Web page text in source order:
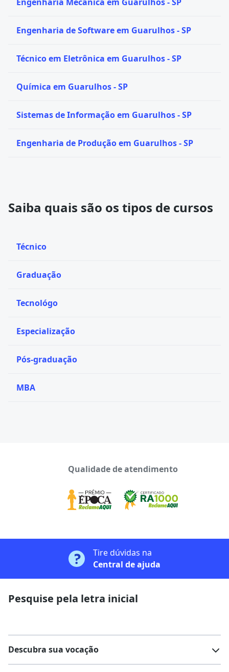
Engenharia de Software em Guarulhos - SP
Técnico em Eletrônica em Guarulhos - SP
Química em Guarulhos - SP
Sistemas de Informação em Guarulhos - SP
Engenharia de Produção em Guarulhos - SP
Saiba quais são os tipos de cursos
Técnico
Graduação
Tecnológo
Especialização
Pós-graduação
MBA
Qualidade de atendimento
Tire dúvidas na
Central de ajuda
Pesquise pela letra inicial
Descubra sua vocação